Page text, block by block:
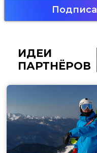
ИДЕИ
ПАРТНЁРОВ